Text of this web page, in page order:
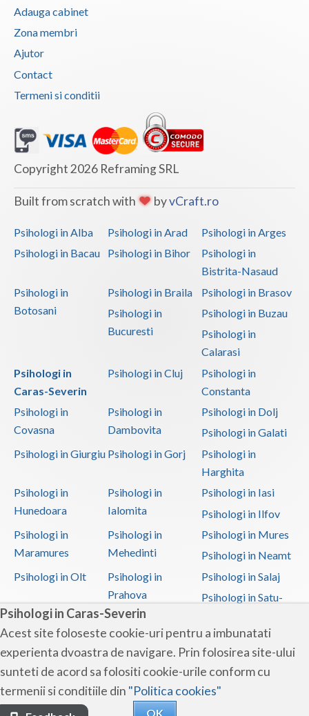
Psihologi in Caras-Severin
Acest site foloseste cookie-uri pentru a imbunatati
experienta dvoastra de navigare. Prin folosirea site-ului
sunteti de acord sa folositi cookie-urile conform cu
termenii si conditiile din "Politica cookies"
OK
Teleorman
Timis
Tulcea
Valcea
Vrancea
Adauga cabinet
Zona membri
Ajutor
Contact
Termeni si conditii
Copyright 2026 Reframing SRL
Built from scratch with byvCraft.ro
Psihologi in Alba Psihologi in Arad
Psihologi in Arges
Psihologi in Bacau
Psihologi in Bihor
Psihologi in
Bistrita-Nasaud
Psihologi in
Botosani
Psihologi in Braila
Psihologi in Brasov
Psihologi in
Bucuresti
Psihologi in Buzau
Psihologi in
Calarasi
Psihologi in
Caras-Severin
Psihologi in Cluj
Psihologi in
Constanta
Psihologi in
Covasna
Psihologi in
Dambovita
Psihologi in Dolj
Psihologi in Galati
Psihologi in Giurgiu Psihologi in Gorj
Psihologi in
Harghita
Psihologi in
Hunedoara
Psihologi in
Ialomita
Psihologi in Iasi
Psihologi in Ilfov
Psihologi in
Maramures
Psihologi in
Mehedinti
Psihologi in Mures
Psihologi in Neamt
Psihologi in Olt
Psihologi in
Prahova
Psihologi in Salaj
Psihologi in Satu-
Psihologi in Sibiu
Psihologi in
Suceava
Psihologi in
Teleorman
Psihologi in Timis
Psihologi in Tulcea Psihologi in Valcea
Psihologi in Vaslui
Psihologi in